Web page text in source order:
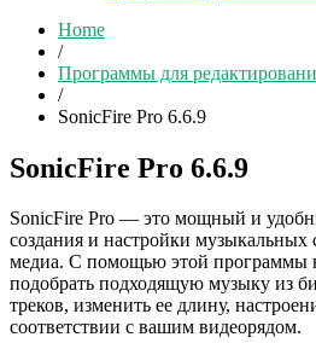
Home
/
Программы для
/
SonicFire Pro 6.6.9
SonicFire Pro 6.6.9
SonicFire Pro — это мощный и
создания и настройки музыкальных
медиа. С помощью этой программы
подобрать подходящую музыку из
треков, изменить ее длину,
соответствии с вашим видеорядом.